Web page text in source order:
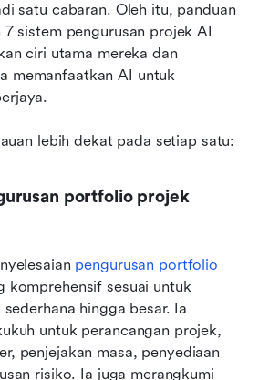
satu cabaran. Oleh itu, panduan
7 sistem pengurusan projek AI
ciri utama mereka dan
memanfaatkan AI untuk
lebih dekat pada setiap satu:
portfolio projek
pengurusan portfolio
komprehensif sesuai untuk
hingga besar. Ia
untuk perancangan projek,
penjejakan masa, penyediaan
risiko. Ia juga merangkumi